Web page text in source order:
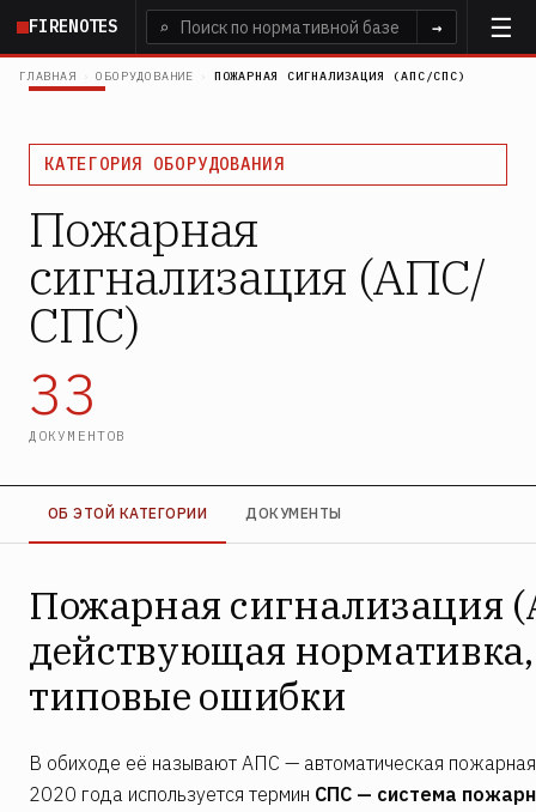
Перейти
основному
FIRENOTES ⌕ →
ГЛАВНАЯ › ОБОРУДОВАНИЕ › ПОЖАРНАЯ СИГНАЛИЗАЦИЯ (АПС/СПС)
КАТЕГОРИЯ ОБОРУДОВАНИЯ
Пожарная
сигнализация (АПС/
СПС)
33
ДОКУМЕНТОВ
ОБ ЭТОЙ КАТЕГОРИИ ДОКУМЕНТЫ
Пожарная сигнализация
действующая
типовые ошибки
В обиходе её называют АПС — автоматическая
2020 года используется термин СПС — система